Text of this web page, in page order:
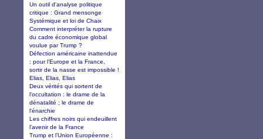
Un outil d'analyse politique
critique : Grand mensonge
Systémique et loi de Chaix
Comment interpréter la rupture
du cadre économique global
voulue par Trump ?
Défection américaine inattendue
: pour l’Europe et la France,
sortir de la nasse est impossible !
Elias, Elias, Elias
Deux vérités qui sortent de
l'occultation : le drame de la
dénatalité ; le drame de
l'énarchie
Les chiffres noirs qui endeuillent
l’avenir de la France
Trump et l’Union Européenne :